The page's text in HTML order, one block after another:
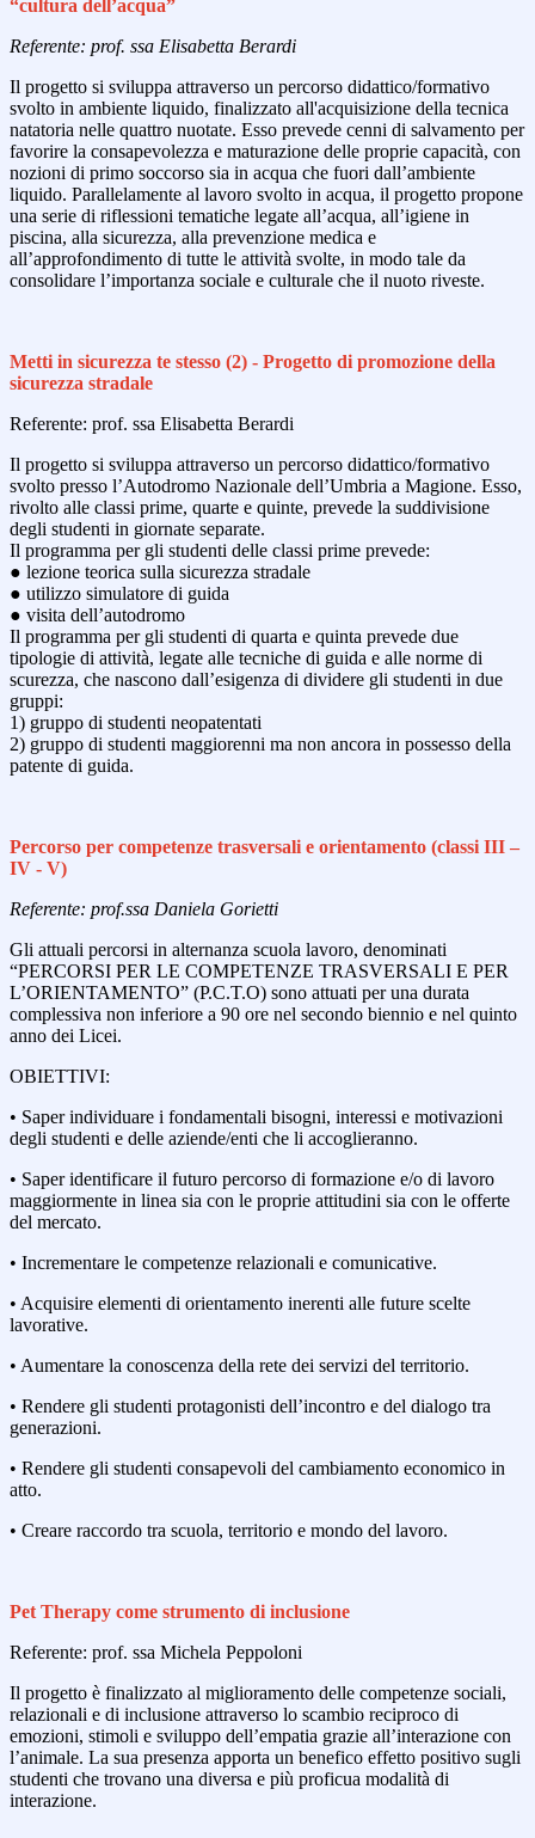
“cultura dell’acqua”
Referente: prof. ssa Elisabetta Berardi
Il progetto si sviluppa attraverso un percorso didattico/formativo
svolto in ambiente liquido, finalizzato all'acquisizione della tecnica
natatoria nelle quattro nuotate. Esso prevede cenni di salvamento per
favorire la consapevolezza e maturazione delle proprie capacità, con
nozioni di primo soccorso sia in acqua che fuori dall’ambiente
liquido. Parallelamente al lavoro svolto in acqua, il progetto propone
una serie di riflessioni tematiche legate all’acqua, all’igiene in
piscina, alla sicurezza, alla prevenzione medica e
all’approfondimento di tutte le attività svolte, in modo tale da
consolidare l’importanza sociale e culturale che il nuoto riveste.
Metti in sicurezza te stesso (2) - Progetto di promozione della
sicurezza stradale
Referente: prof. ssa Elisabetta Berardi
Il progetto si sviluppa attraverso un percorso didattico/formativo
svolto presso l’Autodromo Nazionale dell’Umbria a Magione. Esso,
rivolto alle classi prime, quarte e quinte, prevede la suddivisione
degli studenti in giornate separate.
Il programma per gli studenti delle classi prime prevede:
● lezione teorica sulla sicurezza stradale
● utilizzo simulatore di guida
● visita dell’autodromo
Il programma per gli studenti di quarta e quinta prevede due
tipologie di attività, legate alle tecniche di guida e alle norme di
scurezza, che nascono dall’esigenza di dividere gli studenti in due
gruppi:
1) gruppo di studenti neopatentati
2) gruppo di studenti maggiorenni ma non ancora in possesso della
patente di guida.
Percorso per competenze trasversali e orientamento (classi III –
IV - V)
Referente: prof.ssa Daniela Gorietti
Gli attuali percorsi in alternanza scuola lavoro, denominati
“PERCORSI PER LE COMPETENZE TRASVERSALI E PER
L’ORIENTAMENTO” (P.C.T.O) sono attuati per una durata
complessiva non inferiore a 90 ore nel secondo biennio e nel quinto
anno dei Licei.
OBIETTIVI:
• Saper individuare i fondamentali bisogni, interessi e motivazioni
degli studenti e delle aziende/enti che li accoglieranno.
• Saper identificare il futuro percorso di formazione e/o di lavoro
maggiormente in linea sia con le proprie attitudini sia con le offerte
del mercato.
• Incrementare le competenze relazionali e comunicative.
• Acquisire elementi di orientamento inerenti alle future scelte
lavorative.
• Aumentare la conoscenza della rete dei servizi del territorio.
• Rendere gli studenti protagonisti dell’incontro e del dialogo tra
generazioni.
• Rendere gli studenti consapevoli del cambiamento economico in
atto.
• Creare raccordo tra scuola, territorio e mondo del lavoro.
Pet Therapy come strumento di inclusione
Referente: prof. ssa Michela Peppoloni
Il progetto è finalizzato al miglioramento delle competenze sociali,
relazionali e di inclusione attraverso lo scambio reciproco di
emozioni, stimoli e sviluppo dell’empatia grazie all’interazione con
l’animale. La sua presenza apporta un benefico effetto positivo sugli
studenti che trovano una diversa e più proficua modalità di
interazione.